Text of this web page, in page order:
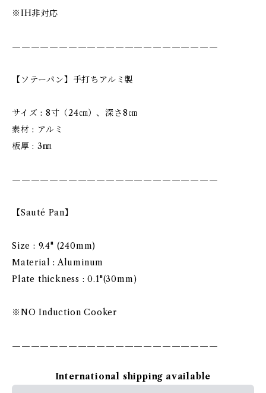
※IH非対応
——————————————————————
【ソテーパン】手打ちアルミ製
サイズ : 8寸（24㎝）、深さ8㎝
素材 : アルミ
板厚 : 3㎜
——————————————————————
【Sauté Pan】
Size : 9.4" (240mm)
Material : Aluminum
Plate thickness : 0.1"(30mm)
※NO Induction Cooker
——————————————————————
International shipping available